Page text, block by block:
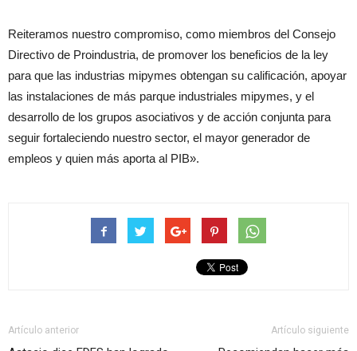
Reiteramos nuestro compromiso, como miembros del Consejo
Directivo de Proindustria, de promover los beneficios de la ley
para que las industrias mipymes obtengan su calificación, apoyar
las instalaciones de más parque industriales mipymes, y el
desarrollo de los grupos asociativos y de acción conjunta para
seguir fortaleciendo nuestro sector, el mayor generador de
empleos y quien más aporta al PIB».
Artículo anterior Artículo siguiente